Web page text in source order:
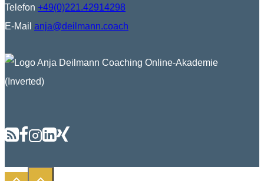
Telefon +49(0)221.42914298
E-Mail anja@deilmann.coach